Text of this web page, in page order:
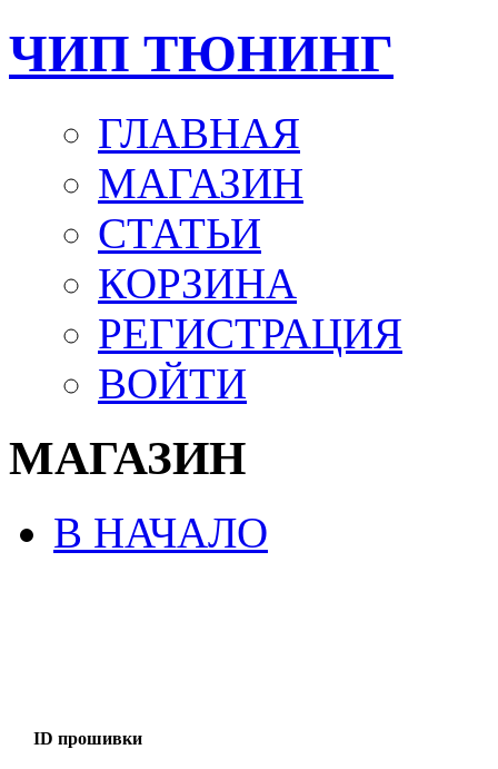
ЧИП ТЮНИНГ
ГЛАВНАЯ
МАГАЗИН
СТАТЬИ
КОРЗИНА
РЕГИСТРАЦИЯ
ВОЙТИ
МАГАЗИН
В НАЧАЛО
ID прошивки